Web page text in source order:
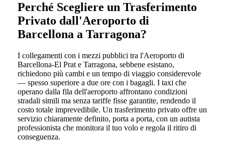
Perché Scegliere un Trasferimento
Privato dall'Aeroporto di
Barcellona a Tarragona?
I collegamenti con i mezzi pubblici tra l'Aeroporto di
Barcellona-El Prat e Tarragona, sebbene esistano,
richiedono più cambi e un tempo di viaggio considerevole
— spesso superiore a due ore con i bagagli. I taxi che
operano dalla fila dell'aeroporto affrontano condizioni
stradali simili ma senza tariffe fisse garantite, rendendo il
costo totale imprevedibile. Un trasferimento privato offre un
servizio chiaramente definito, porta a porta, con un autista
professionista che monitora il tuo volo e regola il ritiro di
conseguenza.